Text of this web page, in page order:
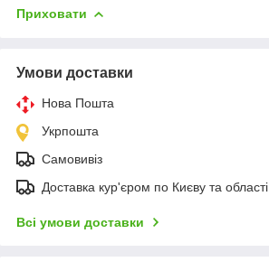
Приховати
Умови доставки
Нова Пошта
Укрпошта
Самовивіз
Доставка кур'єром по Києву та області
Всі умови доставки